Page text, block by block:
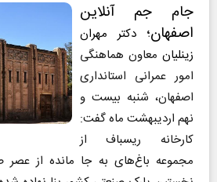
جام جم آنلاین
اصفهان؛ دکتر مهران
زینلیان معاون هماهنگی
امور عمرانی استانداری
اصفهان، شنبه بیست و
نهم اردیبهشت ماه گفت:
کارخانه ریسباف از
مجموعه باغ‌های به جا مانده از